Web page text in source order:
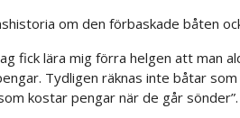
om den förbaskade båten
fick lära mig förra helgen att man
Tydligen räknas inte båtar
kostar pengar när de går